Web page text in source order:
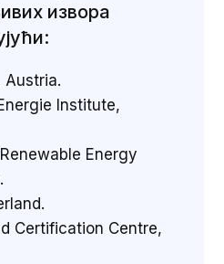
извора
Austria.
Institute,
Energy
Certification Centre,